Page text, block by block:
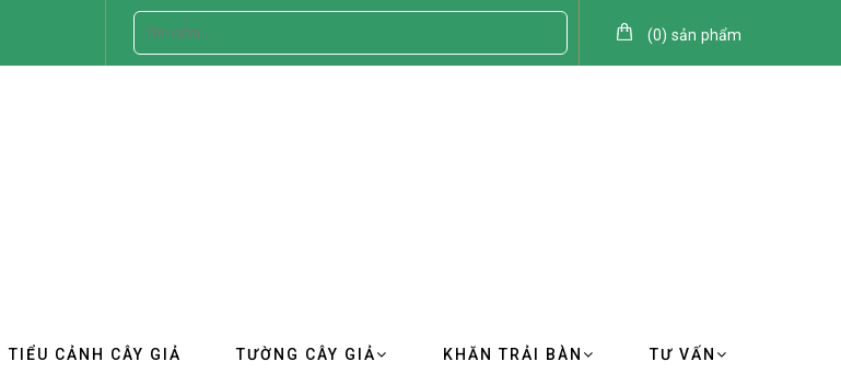
(0) sản phẩm
TIỂU CẢNH CÂY GIẢ TƯỜNG CÂY GIẢ KHĂN TRẢI BÀN TƯ VẤN